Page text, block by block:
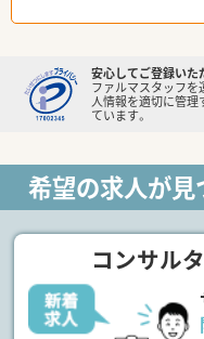
安心してご登録いた
ファルマスタッフを
人情報を適切に管
ています。
希望の求人が
コンサル